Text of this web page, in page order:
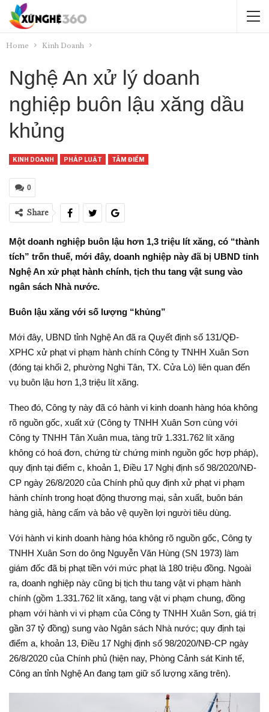
Home Kinh Doanh
Nghệ An xử lý doanh
nghiệp buôn lậu xăng dầu
khủng
KINH DOANH PHÁP LUẬT TÂM ĐIỂM
0
Share
Một doanh nghiệp buôn lậu hơn 1,3 triệu lít xăng, có “thành
tích” trốn thuế, mới đây, doanh nghiệp này đã bị UBND tỉnh
Nghệ An xử phạt hành chính, tịch thu tang vật sung vào
ngân sách Nhà nước.
Buôn lậu xăng với số lượng “khủng”
Mới đây, UBND tỉnh Nghệ An đã ra Quyết định số 131/QĐ-
XPHC xử phạt vi phạm hành chính Công ty TNHH Xuân Sơn
(đóng tại khối 2, phường Nghi Tân, TX. Cửa Lò) liên quan đến
vụ buôn lậu hơn 1,3 triệu lít xăng.
Theo đó, Công ty này đã có hành vi kinh doanh hàng hóa không
rõ nguồn gốc, xuất xứ (Công ty TNHH Xuân Sơn cùng với
Công ty TNHH Tân Xuân mua, tàng trữ 1.331.762 lít xăng
không có hoá đơn, chứng từ chứng minh nguồn gốc hợp pháp),
quy định tại điểm c, khoản 1, Điều 17 Nghị định số 98/2020/NĐ-
CP ngày 26/8/2020 của Chính phủ quy định xử phạt vi phạm
hành chính trong hoạt động thương mại, sản xuất, buôn bán
hàng giả, hàng cấm và bảo vệ quyền lợi người tiêu dùng.
Với hành vi kinh doanh hàng hóa không rõ nguồn gốc, Công ty
TNHH Xuân Sơn do ông Nguyễn Văn Hùng (SN 1973) làm
giám đốc đã bị phạt tiền với mức phạt là 180 triệu đồng. Ngoài
ra, doanh nghiệp này cũng bị tịch thu tang vật vi phạm hành
chính (gồm 1.331.762 lít xăng, tang vật vi phạm chung, đồng
phạm với hành vi vi phạm của Công ty TNHH Xuân Sơn, giá trị
gần 37 tỷ đồng) sung vào Ngân sách Nhà nước; quy định tại
điểm a, khoản 13, Điều 17 Nghị định số 98/2020/NĐ-CP ngày
26/8/2020 của Chính phủ (hiện nay, Phòng Cảnh sát Kinh tế,
Công an tỉnh Nghệ An đang tạm giữ số lượng xăng trên).